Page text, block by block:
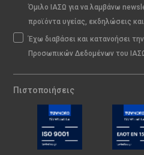
Όμιλο ΙΑΣΩ για να λαμβάνω
προϊόντα υγείας, εκδηλώσεις
Έχω διαβάσει και κατανοήσει
Προσωπικών Δεδομένων του
Πιστοποιήσεις